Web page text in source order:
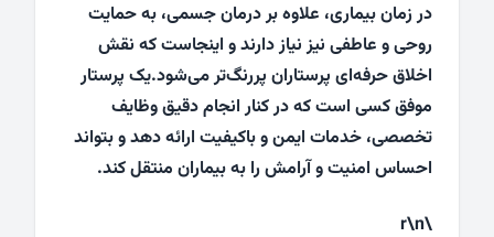
در زمان بیماری، علاوه بر درمان جسمی، به حمایت
روحی و عاطفی نیز نیاز دارند و اینجاست که نقش
اخلاق حرفه‌ای پرستاران پررنگ‌تر می‌شود.یک پرستار
موفق کسی است که در کنار انجام دقیق وظایف
تخصصی، خدمات ایمن و باکیفیت ارائه دهد و بتواند
احساس امنیت و آرامش را به بیماران منتقل کند.
\r\n